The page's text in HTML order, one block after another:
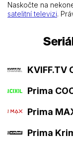
Naskočte na
satelitní televizi.
KVIFF.TV
Prima
Prima
Prima